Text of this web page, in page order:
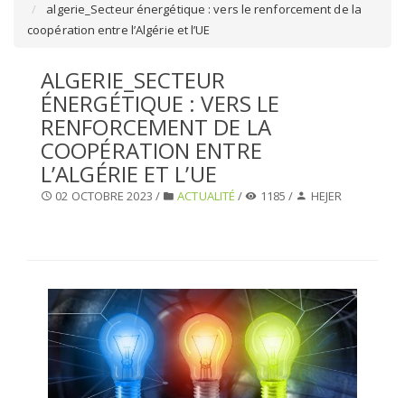
SÉLECTIONNEZ UN DOSSIER
SELECTIONNEZ UNE SECTION
SÉLECTIONNEZ UNE CATÉGORIE
algerie_Secteur énergétique : vers le renforcement de la
coopération entre l’Algérie et l’UE
ALGERIE_SECTEUR
ÉNERGÉTIQUE : VERS LE
RENFORCEMENT DE LA
COOPÉRATION ENTRE
L’ALGÉRIE ET L’UE
02 OCTOBRE 2023 / ACTUALITÉ / 1185 / HEJER